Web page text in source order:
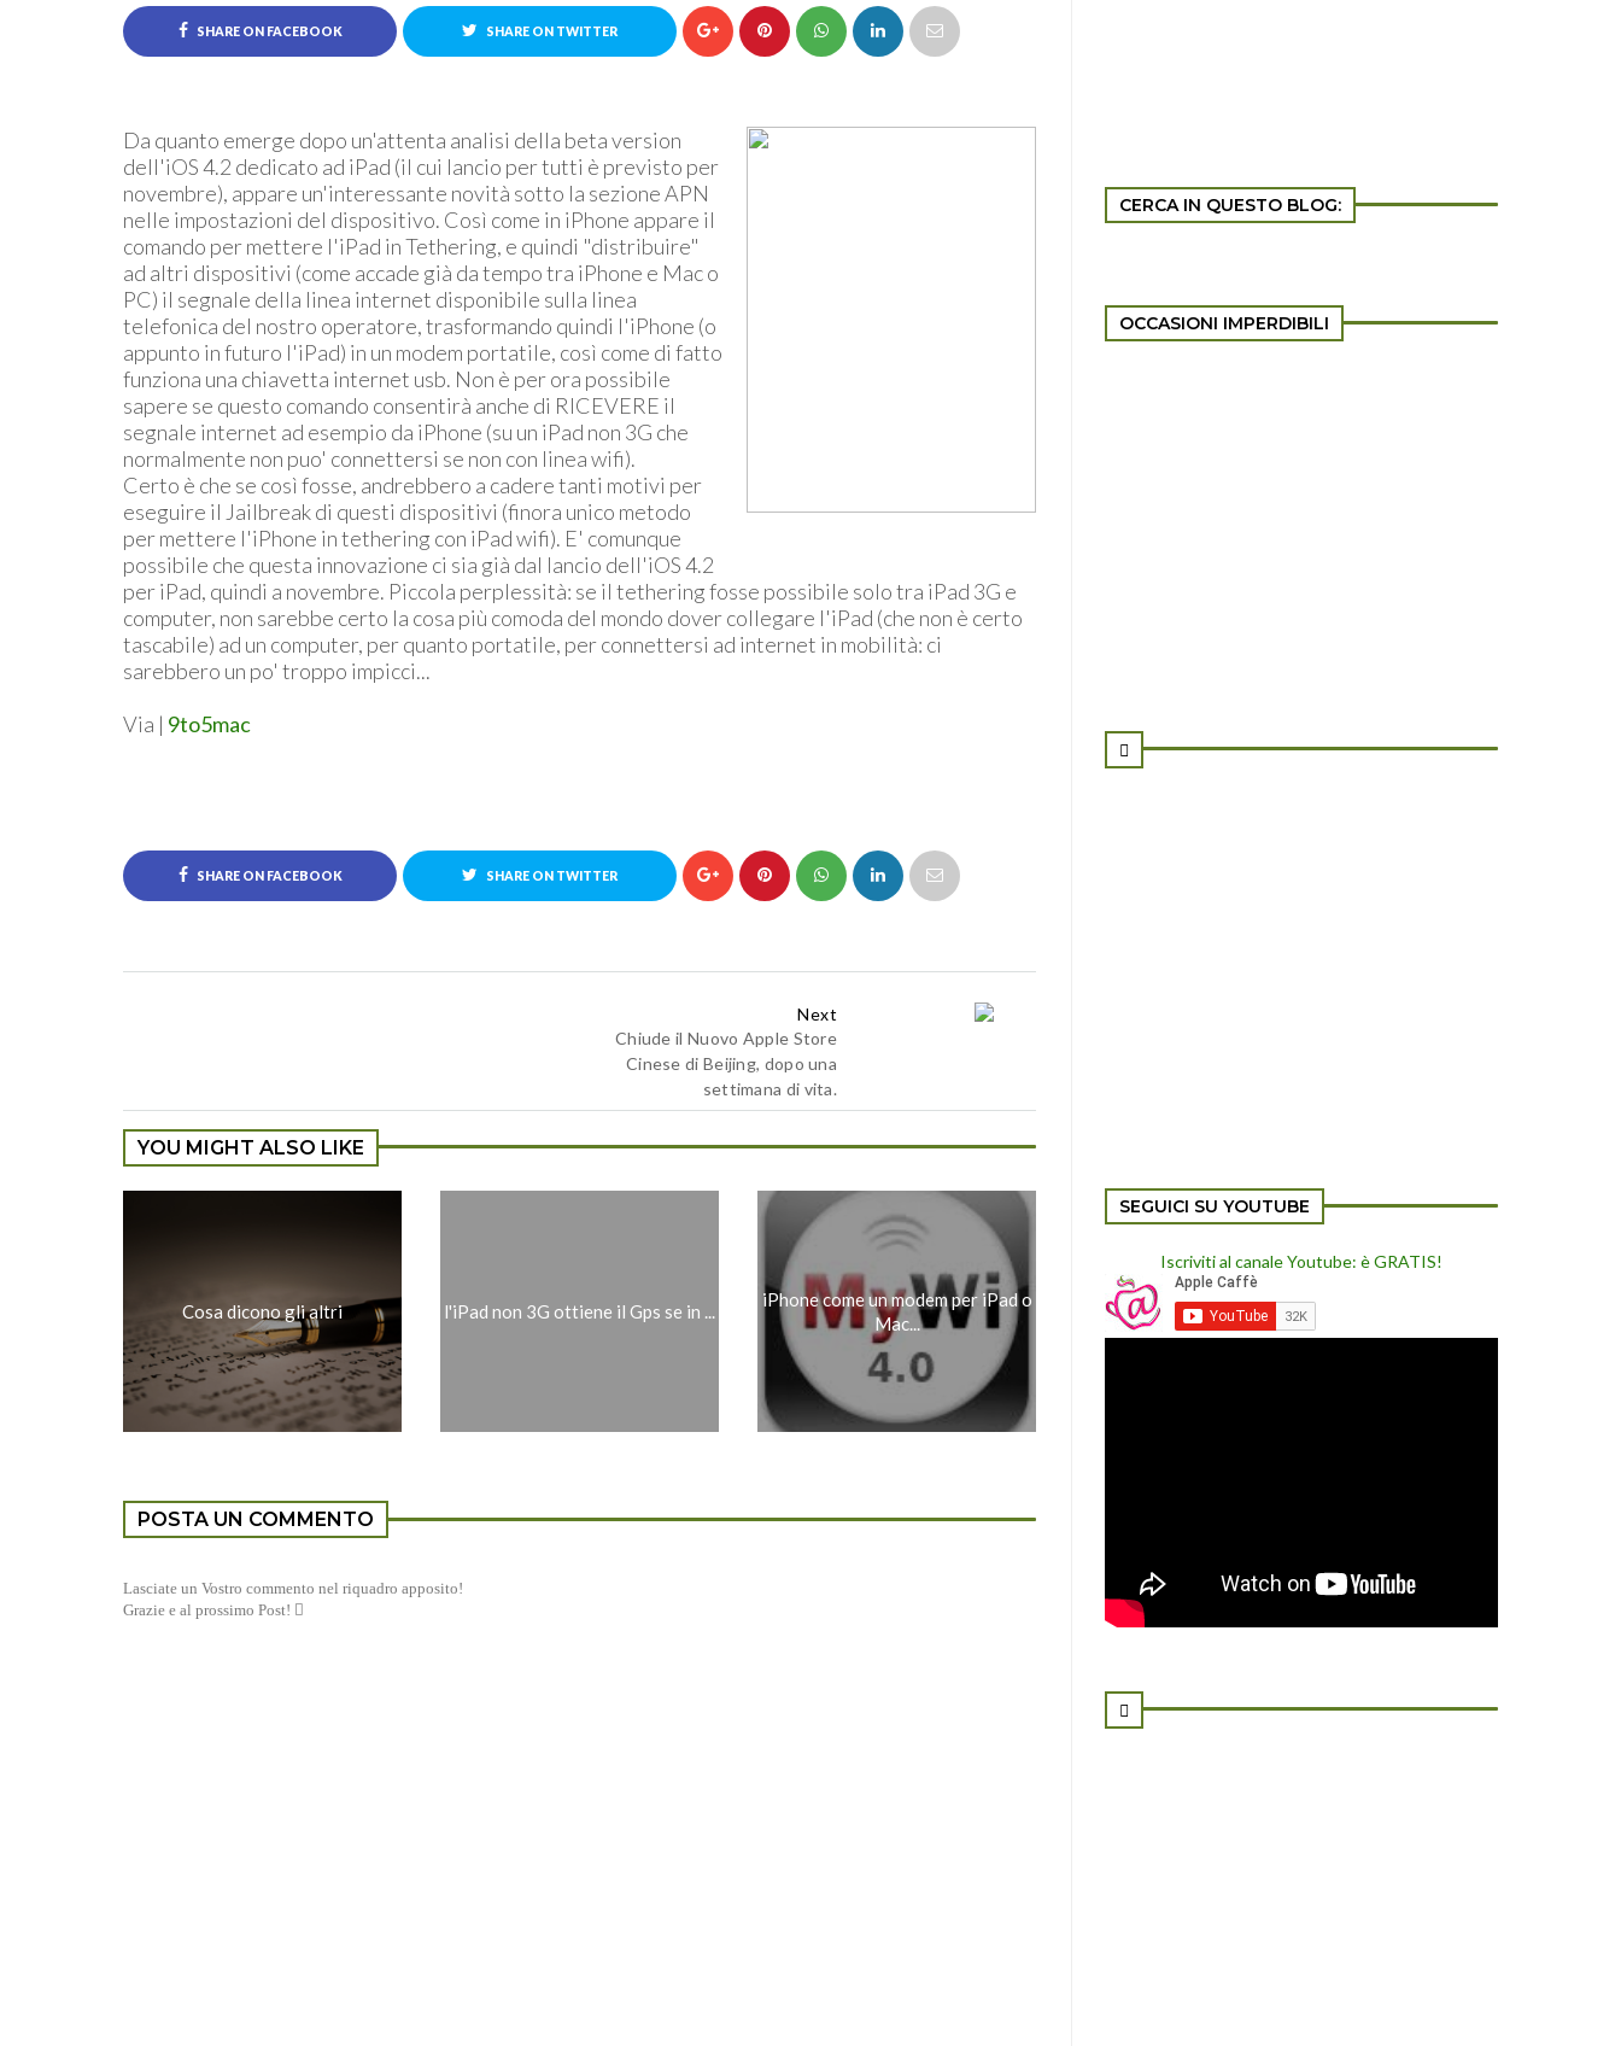
SHARE ON FACEBOOK SHARE ON TWITTER
Da quanto emerge dopo un'attenta analisi della beta version
dell'iOS 4.2 dedicato ad iPad (il cui lancio per tutti è previsto per
novembre), appare un'interessante novità sotto la sezione APN
nelle impostazioni del dispositivo. Così come in iPhone appare il
comando per mettere l'iPad in Tethering, e quindi "distribuire"
ad altri dispositivi (come accade già da tempo tra iPhone e Mac o
PC) il segnale della linea internet disponibile sulla linea
telefonica del nostro operatore, trasformando quindi l'iPhone (o
appunto in futuro l'iPad) in un modem portatile, così come di fatto
funziona una chiavetta internet usb. Non è per ora possibile
sapere se questo comando consentirà anche di RICEVERE il
segnale internet ad esempio da iPhone (su un iPad non 3G che
normalmente non puo' connettersi se non con linea wifi).
Certo è che se così fosse, andrebbero a cadere tanti motivi per
eseguire il Jailbreak di questi dispositivi (finora unico metodo
per mettere l'iPhone in tethering con iPad wifi). E' comunque
possibile che questa innovazione ci sia già dal lancio dell'iOS 4.2
per iPad, quindi a novembre. Piccola perplessità: se il tethering fosse possibile solo tra iPad 3G e
computer, non sarebbe certo la cosa più comoda del mondo dover collegare l'iPad (che non è certo
tascabile) ad un computer, per quanto portatile, per connettersi ad internet in mobilità: ci
sarebbero un po' troppo impicci...
Via | 9to5mac
SHARE ON FACEBOOK SHARE ON TWITTER
Next
Chiude il Nuovo Apple Store
Cinese di Beijing, dopo una
settimana di vita.
YOU MIGHT ALSO LIKE
Cosa dicono gli altri l'iPad non 3G ottiene il Gps se in ...
iPhone come un modem per iPad o
Mac...
POSTA UN COMMENTO
Lasciate un Vostro commento nel riquadro apposito!
Grazie e al prossimo Post! 
CERCA IN QUESTO BLOG:
OCCASIONI IMPERDIBILI

SEGUICI SU YOUTUBE
Iscriviti al canale Youtube: è GRATIS!
